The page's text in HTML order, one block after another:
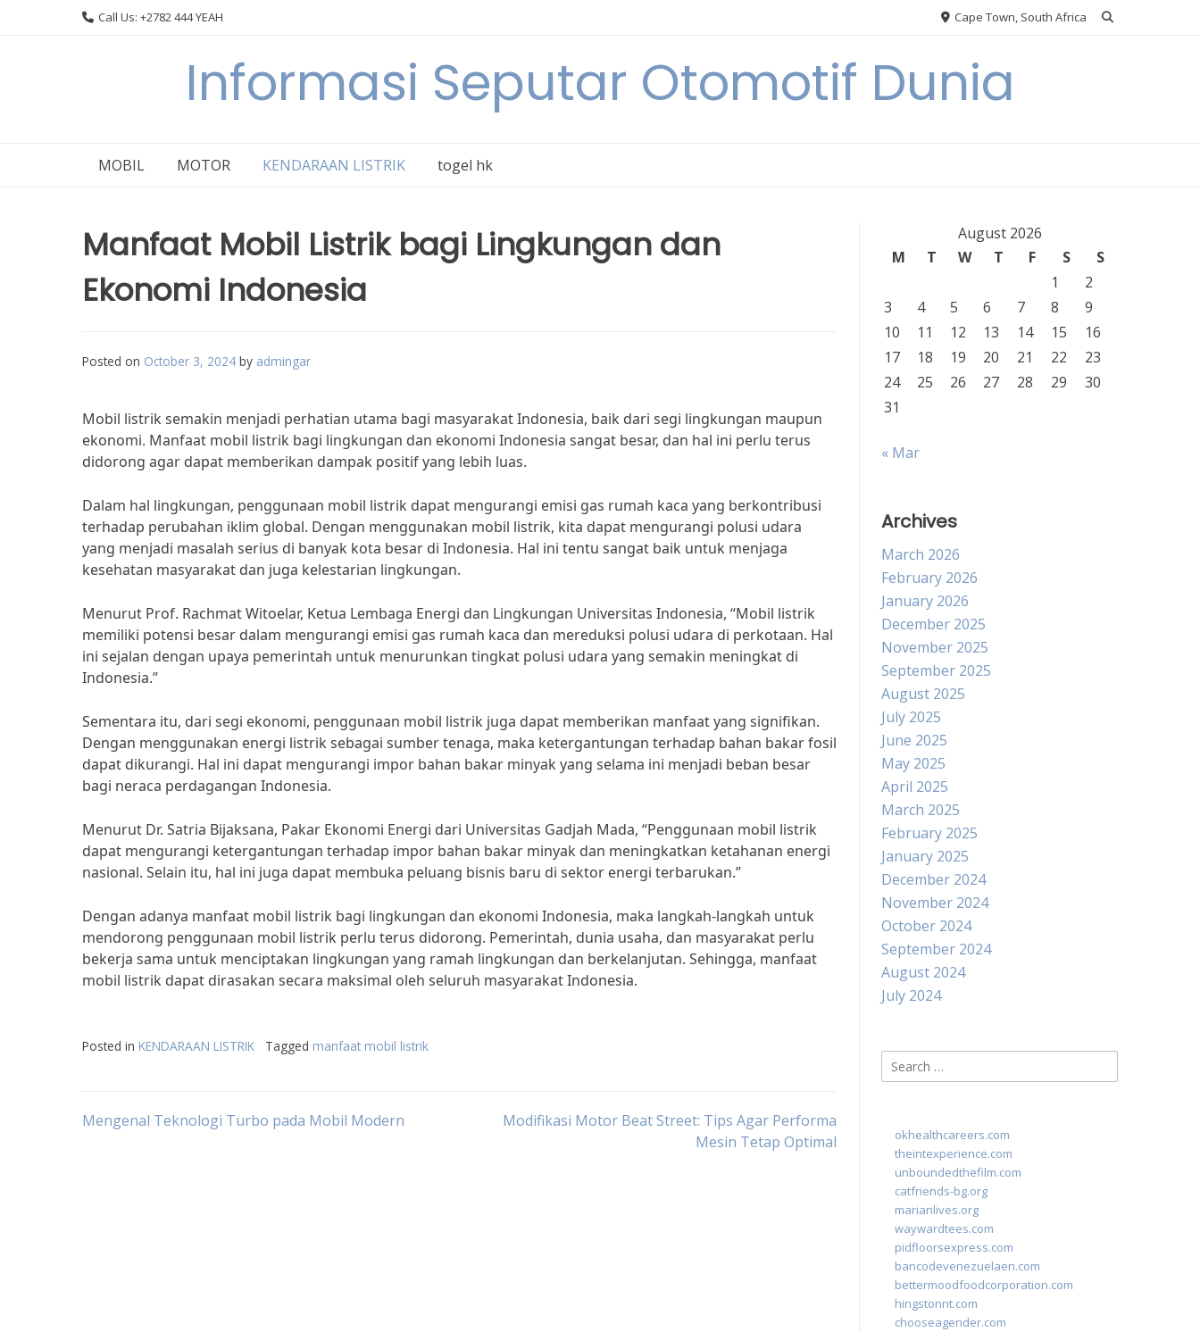
Call Us: +2782 444 YEAH Cape Town, South Africa
Informasi Seputar Otomotif Dunia
MOBIL MOTOR KENDARAAN LISTRIK togel hk
Manfaat Mobil Listrik bagi Lingkungan dan
Ekonomi Indonesia
Posted on October 3, 2024 by admingar
Mobil listrik semakin menjadi perhatian utama bagi masyarakat Indonesia, baik dari segi lingkungan maupun
ekonomi. Manfaat mobil listrik bagi lingkungan dan ekonomi Indonesia sangat besar, dan hal ini perlu terus
didorong agar dapat memberikan dampak positif yang lebih luas.
Dalam hal lingkungan, penggunaan mobil listrik dapat mengurangi emisi gas rumah kaca yang berkontribusi
terhadap perubahan iklim global. Dengan menggunakan mobil listrik, kita dapat mengurangi polusi udara
yang menjadi masalah serius di banyak kota besar di Indonesia. Hal ini tentu sangat baik untuk menjaga
kesehatan masyarakat dan juga kelestarian lingkungan.
Menurut Prof. Rachmat Witoelar, Ketua Lembaga Energi dan Lingkungan Universitas Indonesia, “Mobil listrik
memiliki potensi besar dalam mengurangi emisi gas rumah kaca dan mereduksi polusi udara di perkotaan. Hal
ini sejalan dengan upaya pemerintah untuk menurunkan tingkat polusi udara yang semakin meningkat di
Indonesia.”
Sementara itu, dari segi ekonomi, penggunaan mobil listrik juga dapat memberikan manfaat yang signifikan.
Dengan menggunakan energi listrik sebagai sumber tenaga, maka ketergantungan terhadap bahan bakar fosil
dapat dikurangi. Hal ini dapat mengurangi impor bahan bakar minyak yang selama ini menjadi beban besar
bagi neraca perdagangan Indonesia.
Menurut Dr. Satria Bijaksana, Pakar Ekonomi Energi dari Universitas Gadjah Mada, “Penggunaan mobil listrik
dapat mengurangi ketergantungan terhadap impor bahan bakar minyak dan meningkatkan ketahanan energi
nasional. Selain itu, hal ini juga dapat membuka peluang bisnis baru di sektor energi terbarukan.”
Dengan adanya manfaat mobil listrik bagi lingkungan dan ekonomi Indonesia, maka langkah-langkah untuk
mendorong penggunaan mobil listrik perlu terus didorong. Pemerintah, dunia usaha, dan masyarakat perlu
bekerja sama untuk menciptakan lingkungan yang ramah lingkungan dan berkelanjutan. Sehingga, manfaat
mobil listrik dapat dirasakan secara maksimal oleh seluruh masyarakat Indonesia.
Posted in KENDARAAN LISTRIK Tagged manfaat mobil listrik
Post
Mengenal Teknologi Turbo pada Mobil Modern
Modifikasi Motor Beat Street: Tips Agar Performa
Mesin Tetap Optimal
August 2026
M
T W T F S
S
1
2
3
4 5 6 7 8
9
10
11 12 13 14 15
16
17
18 19 20 21 22
23
24
25 26 27 28 29
30
31
« Mar
Archives
March 2026
February 2026
January 2026
December 2025
November 2025
September 2025
August 2025
July 2025
June 2025
May 2025
April 2025
March 2025
February 2025
January 2025
December 2024
November 2024
October 2024
September 2024
August 2024
July 2024
Search
for:
okhealthcareers.com
theintexperience.com
unboundedthefilm.com
catfriends-bg.org
marianlives.org
waywardtees.com
pidfloorsexpress.com
bancodevenezuelaen.com
bettermoodfoodcorporation.com
hingstonnt.com
chooseagender.com